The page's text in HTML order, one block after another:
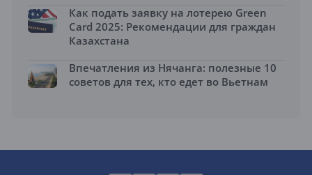
Как подать заявку на лотерею Green
Card 2025: Рекомендации для граждан
Казахстана
Впечатления из Нячанга: полезные 10
советов для тех, кто едет во Вьетнам